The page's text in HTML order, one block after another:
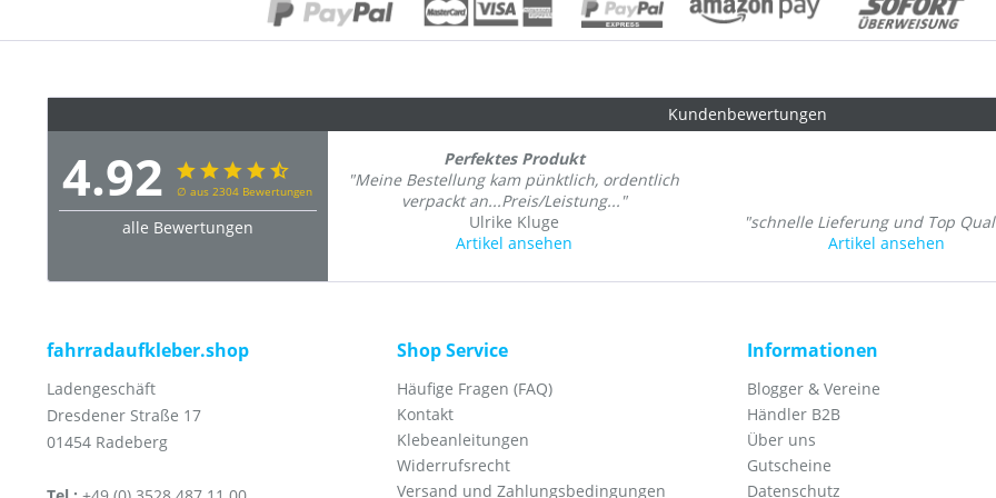
Kundenbewertungen
4.92∅ aus 2304 Bewertungen
alle Bewertungen
Perfektes Produkt
"Meine Bestellung kam pünktlich, ordentlich
verpackt an...Preis/Leistung..."
Ulrike Kluge
Artikel ansehen
"schnelle Lieferung und Top
Artikel ansehen
fahrradaufkleber.shop
Ladengeschäft
Dresdener Straße 17
01454 Radeberg
Shop Service
Häufige Fragen (FAQ)
Kontakt
Klebeanleitungen
Widerrufsrecht
Versand und Zahlungsbedingungen
Informationen
Blogger & Vereine
Händler B2B
Über uns
Gutscheine
Datenschutz